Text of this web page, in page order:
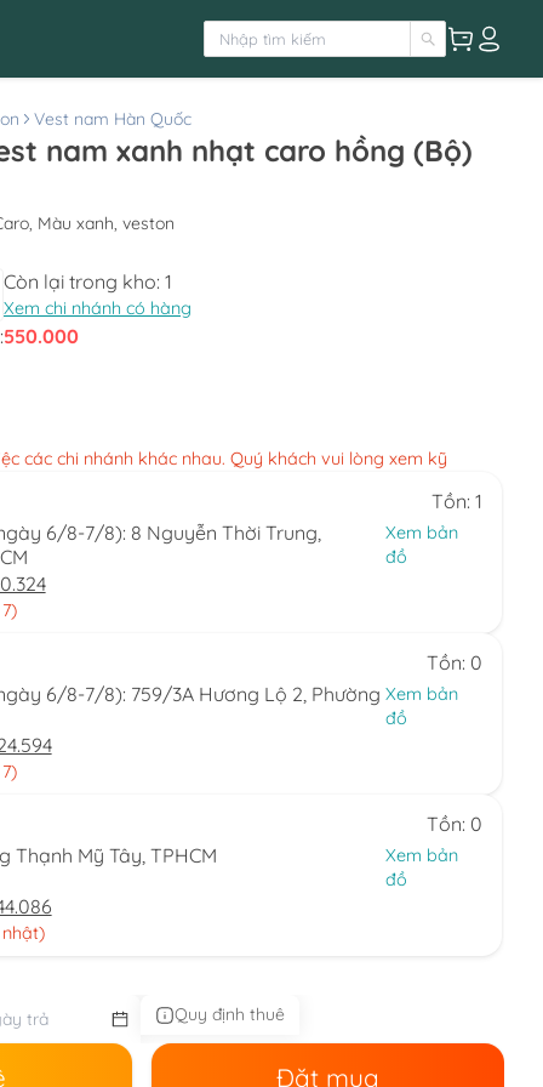
Vest nam Hàn Quốc
nam xanh nhạt caro hồng (Bộ)
Màu xanh, veston
Còn lại trong kho: 1
Xem chi nhánh có hàng
550.000
các chi nhánh khác nhau. Quý khách vui lòng xem kỹ
Tồn: 1
6/8-7/8): 8 Nguyễn Thời Trung,
Xem bản
đồ
Tồn: 0
6/8-7/8): 759/3A Hương Lộ 2, Phường Xem bản
đồ
Tồn: 0
Thạnh Mỹ Tây, TPHCM
Xem bản
đồ
Quy định thuê
Đặt mua